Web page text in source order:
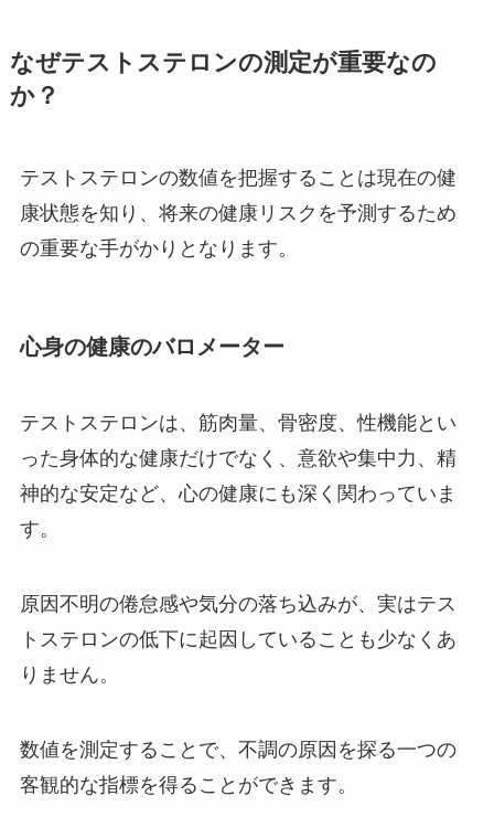
なぜテストステロンの測定が重要なの
か？
テストステロンの数値を把握することは現在の健
康状態を知り、将来の健康リスクを予測するため
の重要な手がかりとなります。
心身の健康のバロメーター
テストステロンは、筋肉量、骨密度、性機能とい
った身体的な健康だけでなく、意欲や集中力、精
神的な安定など、心の健康にも深く関わっていま
す。
原因不明の倦怠感や気分の落ち込みが、実はテス
トステロンの低下に起因していることも少なくあ
りません。
数値を測定することで、不調の原因を探る一つの
客観的な指標を得ることができます。